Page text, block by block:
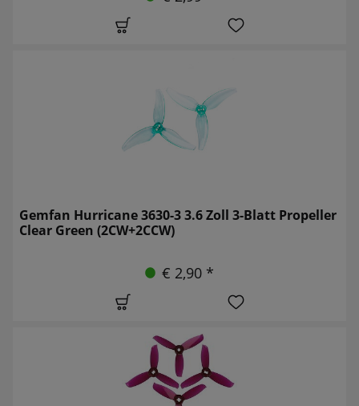
Gemfan Hurricane 3630-3 3.6 Zoll 3-Blatt Propeller
Clear Green (2CW+2CCW)
€ 2,90 *